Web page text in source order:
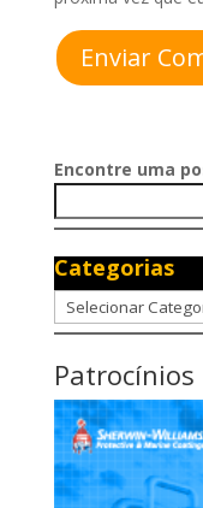
Enviar
Encontre uma
Categorias
Categorias
Patrocínios